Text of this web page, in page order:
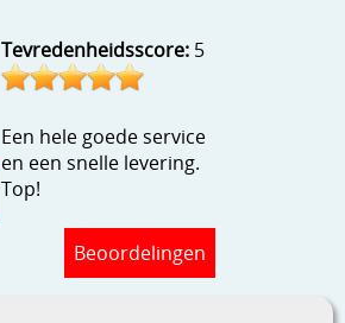
Tevredenheidsscore: 5
Een hele goede service
en een snelle levering.
Top!
Beoordelingen